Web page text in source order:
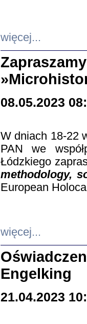
więcej...
08.05.2023
W dniach 18-22
PAN we
Łódzkiego
methodology,
European
więcej...
Engelking
21.04.2023